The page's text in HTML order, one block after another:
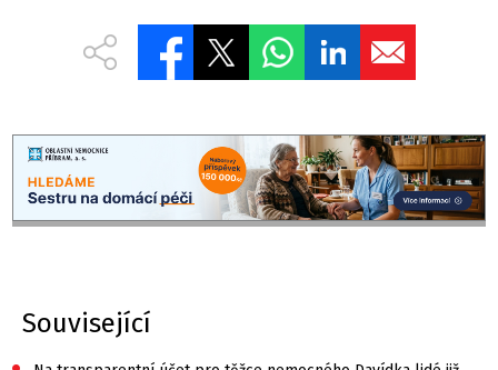
Související